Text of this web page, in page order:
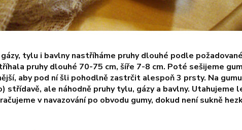
gázy, tylu i bavlny nastříháme pruhy dlouhé podle
pruhy dlouhé 70-75 cm, šíře 7-8 cm. Poté sešijeme
aby pod ní šli pohodlně zastrčit alespoň 3 prsty. Na
střídavě, ale náhodně pruhy tylu, gázy a bavlny. Utahujeme
v navazování po obvodu gumy, dokud není sukně